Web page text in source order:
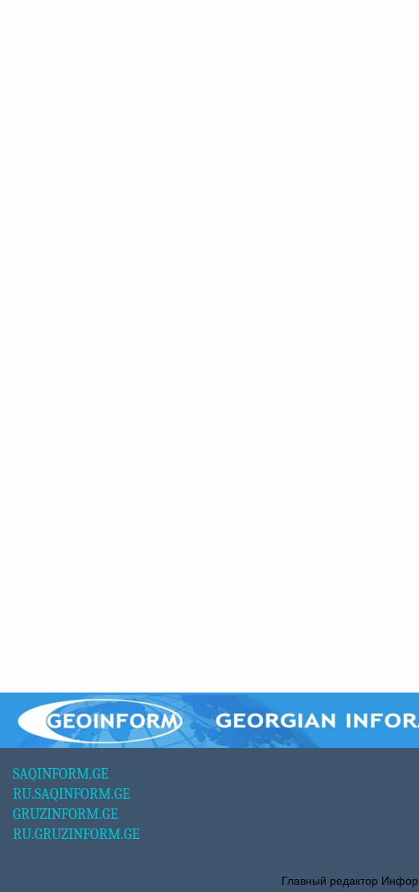
SAQINFORM.GE
RU.SAQINFORM.GE
GRUZINFORM.GE
RU.GRUZINFORM.GE
Главный редактор